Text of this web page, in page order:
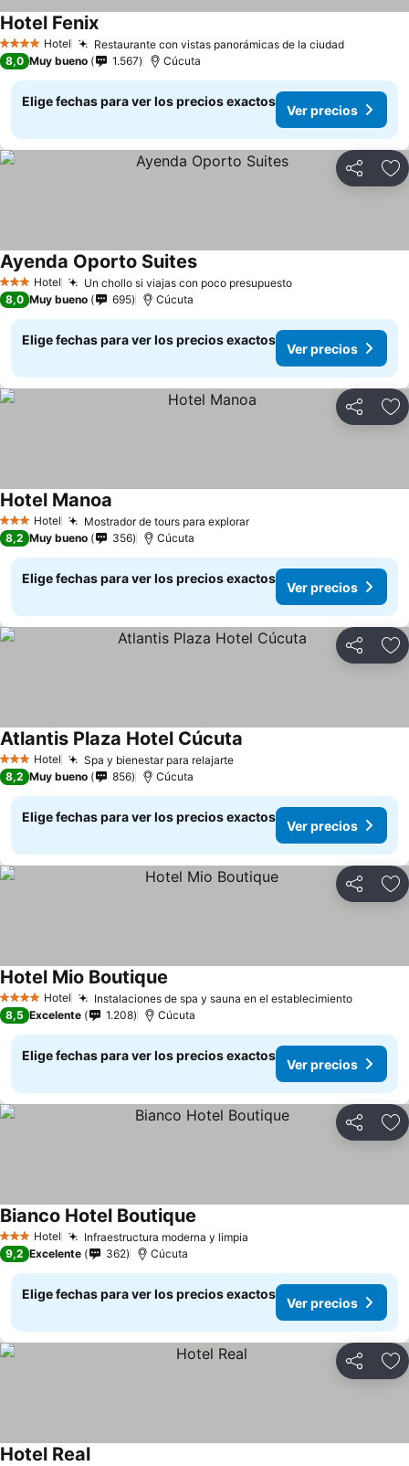
4 EstrellasHotel Restaurante con vistas panorámicas de la ciudad
Hotel Fenix
8,0 Muy bueno 1.567 Cúcuta
Elige fechas para ver los precios exactos
Ver precios
Compartir
3 Estrellas
Hotel Un chollo si viajas con poco presupuesto
Ayenda Oporto Suites
8,0 Muy bueno 695 Cúcuta
Elige fechas para ver los precios exactos
Ver precios
Compartir
3 Estrellas
Hotel Mostrador de tours para explorar
Hotel Manoa
8,2 Muy bueno 356 Cúcuta
Elige fechas para ver los precios exactos
Ver precios
Compartir
3 Estrellas
Hotel Spa y bienestar para relajarte
Atlantis Plaza Hotel Cúcuta
8,2 Muy bueno 856 Cúcuta
Elige fechas para ver los precios exactos
Ver precios
Compartir
4 EstrellasHotel Instalaciones de spa y sauna en el establecimiento
Hotel Mio Boutique
8,5 Excelente 1.208 Cúcuta
Elige fechas para ver los precios exactos
Ver precios
Compartir
3 Estrellas
Hotel Infraestructura moderna y limpia
Bianco Hotel Boutique
9,2 Excelente 362 Cúcuta
Elige fechas para ver los precios exactos
Ver precios
Compartir
Hotel Real